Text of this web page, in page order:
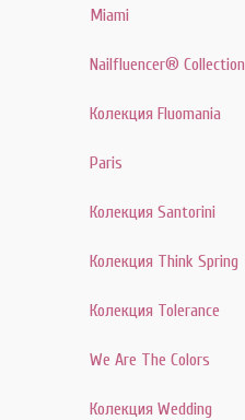
Miami
Nailfluencer® Collection
Колекция Fluomania
Paris
Колекция Santorini
Колекция Think Spring
Колекция Tolerance
We Are The Colors
Колекция Wedding